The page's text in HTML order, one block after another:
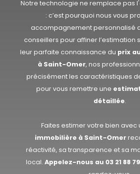
Notre technologie ne remplace pas
: c’est pourquoi nous vous
accompagnement personnalisé
conseillers pour affiner l’estimation
leur parfaite connaissance du prix
à Saint-Omer, nos
précisément les caractéristiques
pour vous remettre une
détaillée.
Faites estimer votre bien avec
immobilière à Saint-Omer
réactivité, sa transparence et sa
local. Appelez-nous au 03 21 88